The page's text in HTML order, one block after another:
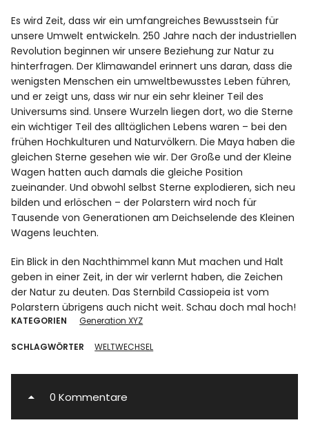
Es wird Zeit, dass wir ein umfangreiches Bewusstsein für
unsere Umwelt entwickeln. 250 Jahre nach der industriellen
Revolution beginnen wir unsere Beziehung zur Natur zu
hinterfragen. Der Klimawandel erinnert uns daran, dass die
wenigsten Menschen ein umweltbewusstes Leben führen,
und er zeigt uns, dass wir nur ein sehr kleiner Teil des
Universums sind. Unsere Wurzeln liegen dort, wo die Sterne
ein wichtiger Teil des alltäglichen Lebens waren – bei den
frühen Hochkulturen und Naturvölkern. Die Maya haben die
gleichen Sterne gesehen wie wir. Der Große und der Kleine
Wagen hatten auch damals die gleiche Position
zueinander. Und obwohl selbst Sterne explodieren, sich neu
bilden und erlöschen – der Polarstern wird noch für
Tausende von Generationen am Deichselende des Kleinen
Wagens leuchten.
Ein Blick in den Nachthimmel kann Mut machen und Halt
geben in einer Zeit, in der wir verlernt haben, die Zeichen
der Natur zu deuten. Das Sternbild Cassiopeia ist vom
Polarstern übrigens auch nicht weit. Schau doch mal hoch!
KATEGORIEN Generation XYZ
SCHLAGWÖRTER WELTWECHSEL
0 Kommentare